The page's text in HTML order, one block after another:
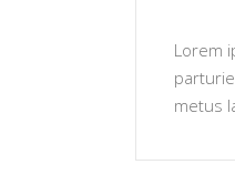
Lorem
metus